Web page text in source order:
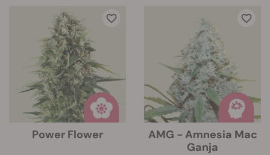
Power Flower
AMG - Amnesia Mac
Ganja